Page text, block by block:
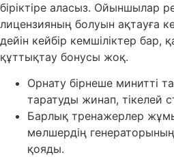
біріктіре аласыз. Ойыншылар
лицензияның болуын ақтауға
дейін кейбір кемшіліктер бар,
құттықтау бонусы жоқ.
Орнату бірнеше минитті
таратуды жинап, тікелей
Барлық тренажерлер
мөлшердің генераторының
қояды.